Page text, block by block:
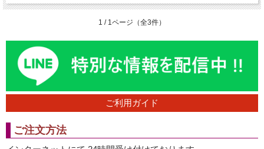
1 / 1ページ（全3件）
ご利用ガイド
ご注文方法